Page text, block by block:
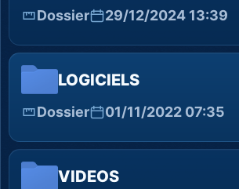
Dossier 29/12/2024 13:39
LOGICIELS
Dossier 01/11/2022 07:35
VIDEOS